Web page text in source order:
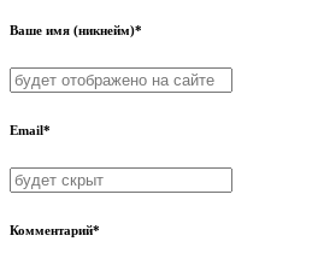
Ваше имя (никнейм)*
Email*
Комментарий*